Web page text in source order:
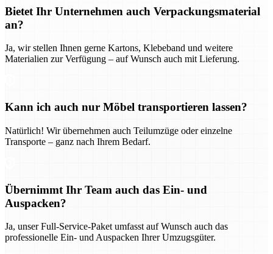
Bietet Ihr Unternehmen auch Verpackungsmaterial
an?
Ja, wir stellen Ihnen gerne Kartons, Klebeband und weitere
Materialien zur Verfügung – auf Wunsch auch mit Lieferung.
Kann ich auch nur Möbel transportieren lassen?
Natürlich! Wir übernehmen auch Teilumzüge oder einzelne
Transporte – ganz nach Ihrem Bedarf.
Übernimmt Ihr Team auch das Ein- und
Auspacken?
Ja, unser Full-Service-Paket umfasst auf Wunsch auch das
professionelle Ein- und Auspacken Ihrer Umzugsgüter.